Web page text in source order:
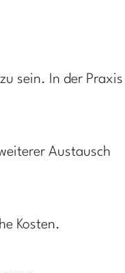
sein. In der Praxis
Austausch
Kosten.